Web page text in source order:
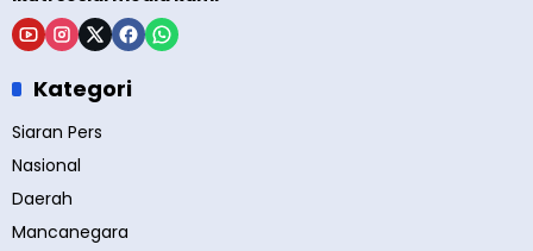
Kategori
Siaran Pers
Nasional
Daerah
Mancanegara